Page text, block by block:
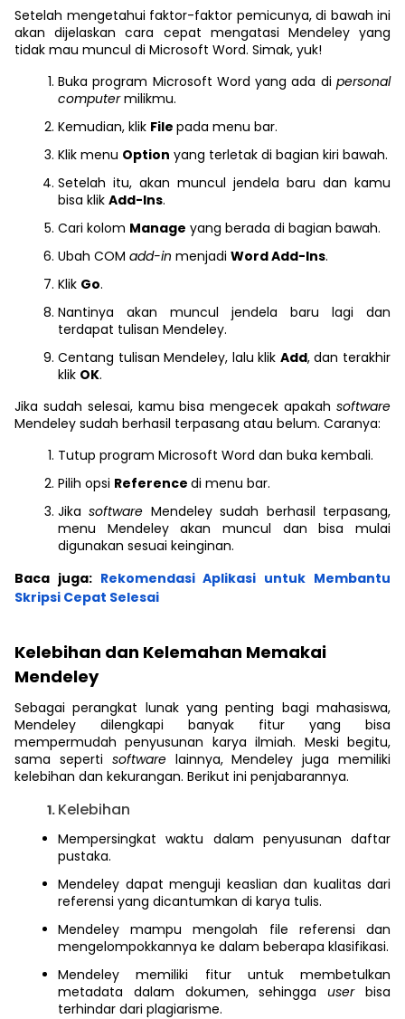
Setelah mengetahui faktor-faktor pemicunya, di bawah ini
akan dijelaskan cara cepat mengatasi Mendeley yang
tidak mau muncul di Microsoft Word. Simak, yuk!
Buka program Microsoft Word yang ada di personal
computermilikmu.
Kemudian, klik File pada menu bar.
Klik menu Option yang terletak di bagian kiri bawah.
Setelah itu, akan muncul jendela baru dan kamu
bisa klik Add-Ins.
Cari kolom Manage yang berada di bagian bawah.
Ubah COM add-in menjadi Word Add-Ins.
Klik Go.
Nantinya akan muncul jendela baru lagi dan
terdapat tulisan Mendeley.
Centang tulisan Mendeley, lalu klik Add, dan terakhir
klik OK.
Jika sudah selesai, kamu bisa mengecek apakah software
Mendeley sudah berhasil terpasang atau belum. Caranya:
Tutup program Microsoft Word dan buka kembali.
Pilih opsi Reference di menu bar.
Jikasoftware Mendeley sudah berhasil terpasang,
menu Mendeley akan muncul dan bisa mulai
digunakan sesuai keinginan.
Baca juga: Rekomendasi Aplikasi untuk Membantu
Skripsi Cepat Selesai
Kelebihan dan Kelemahan Memakai
Mendeley
Sebagai perangkat lunak yang penting bagi mahasiswa,
Mendeley dilengkapi banyak fitur yang bisa
mempermudah penyusunan karya ilmiah. Meski begitu,
sama seperti software lainnya, Mendeley juga memiliki
kelebihan dan kekurangan. Berikut ini penjabarannya.
Kelebihan
Mempersingkat waktu dalam penyusunan daftar
pustaka.
Mendeley dapat menguji keaslian dan kualitas dari
referensi yang dicantumkan di karya tulis.
Mendeley mampu mengolah file referensi dan
mengelompokkannya ke dalam beberapa klasifikasi.
Mendeley memiliki fitur untuk membetulkan
metadata dalam dokumen, sehinggauserbisa
terhindar dari plagiarisme.